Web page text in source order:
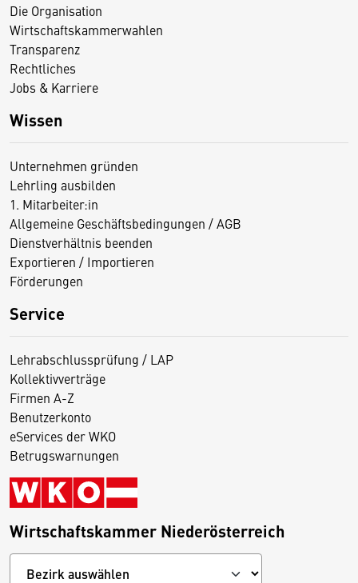
Die Organisation
Wirtschaftskammerwahlen
Transparenz
Rechtliches
Jobs & Karriere
Wissen
Unternehmen gründen
Lehrling ausbilden
1. Mitarbeiter:in
Allgemeine Geschäftsbedingungen / AGB
Dienstverhältnis beenden
Exportieren / Importieren
Förderungen
Service
Lehrabschlussprüfung / LAP
Kollektivverträge
Firmen A-Z
Benutzerkonto
eServices der WKO
Betrugswarnungen
Wirtschaftskammer Niederösterreich